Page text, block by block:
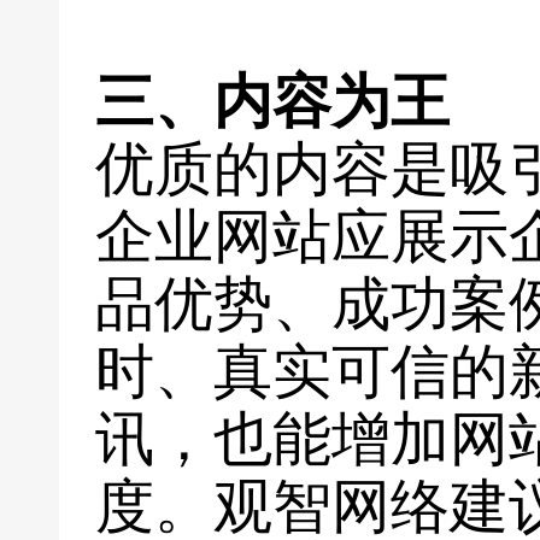
三、内容为王
优质的内容是吸
企业网站应展示
品优势、成功案
时、真实可信的
讯，也能增加网
度。观智网络建